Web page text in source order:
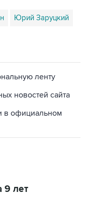
Юрий Заруцкий
ленту
новостей сайта
в официальном
9 лет